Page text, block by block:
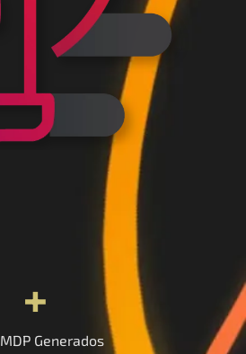
+
MDP Generados